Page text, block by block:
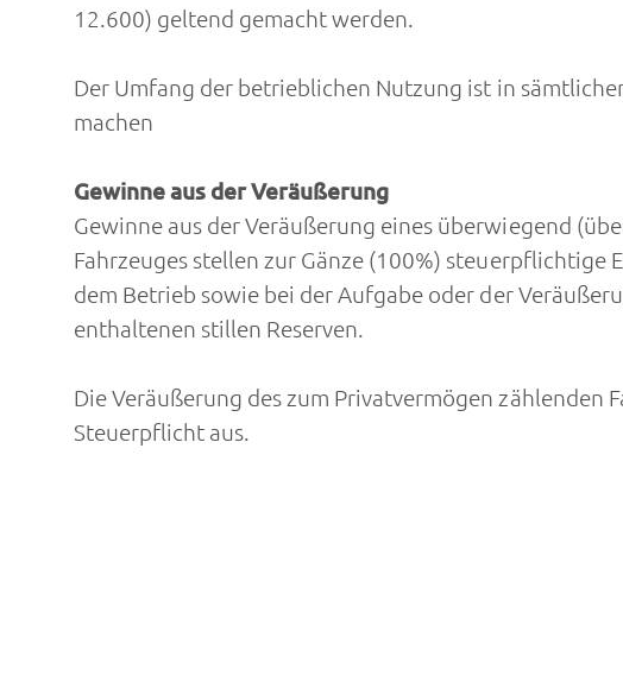
12.600) geltend gemacht werden.
Der Umfang der betrieblichen Nutzung ist in
machen
Gewinne aus der Veräußerung
Gewinne aus der Veräußerung eines überwiegend
Fahrzeuges stellen zur Gänze (100%) steuerpflichtige
dem Betrieb sowie bei der Aufgabe oder der
enthaltenen stillen Reserven.
Die Veräußerung des zum Privatvermögen
Steuerpflicht aus.